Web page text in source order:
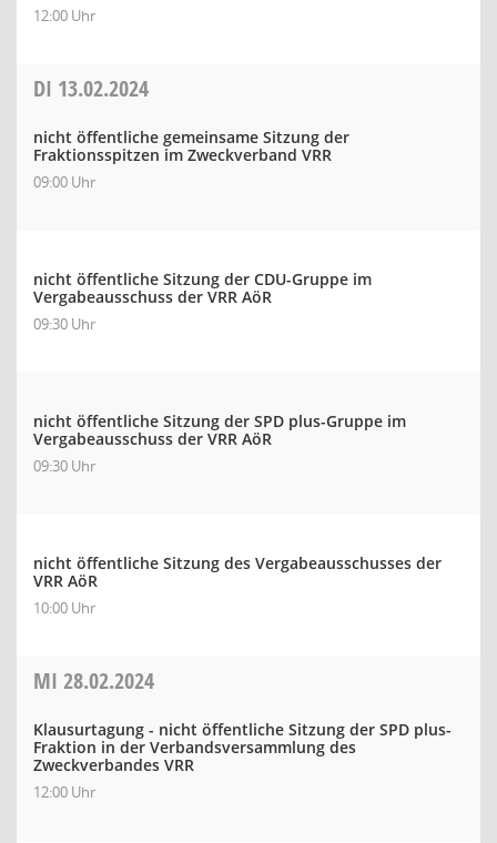
12:00 Uhr
DI 13.02.2024
nicht öffentliche gemeinsame Sitzung der
Fraktionsspitzen im Zweckverband VRR
09:00 Uhr
nicht öffentliche Sitzung der CDU-Gruppe im
Vergabeausschuss der VRR AöR
09:30 Uhr
nicht öffentliche Sitzung der SPD plus-Gruppe im
Vergabeausschuss der VRR AöR
09:30 Uhr
nicht öffentliche Sitzung des Vergabeausschusses der
VRR AöR
10:00 Uhr
MI 28.02.2024
Klausurtagung - nicht öffentliche Sitzung der SPD plus-
Fraktion in der Verbandsversammlung des
Zweckverbandes VRR
12:00 Uhr